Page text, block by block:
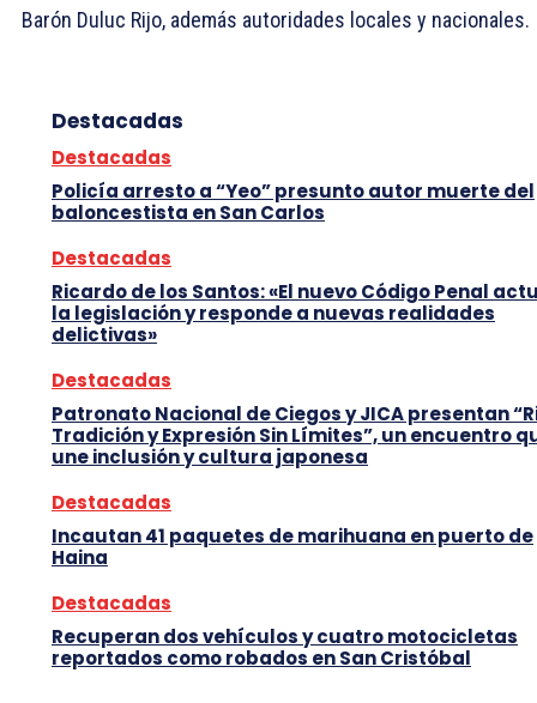
Barón Duluc Rijo, además autoridades locales y nacionales.
Destacadas
Destacadas
Policía arresto a “Yeo” presunto autor muerte del
baloncestista en San Carlos
Destacadas
Ricardo de los Santos: «El nuevo Código Penal
la legislación y responde a nuevas realidades
delictivas»
Destacadas
Patronato Nacional de Ciegos y JICA presentan
Tradición y Expresión Sin Límites”, un encuentro
une inclusión y cultura japonesa
Destacadas
Incautan 41 paquetes de marihuana en puerto de
Haina
Destacadas
Recuperan dos vehículos y cuatro motocicletas
reportados como robados en San Cristóbal